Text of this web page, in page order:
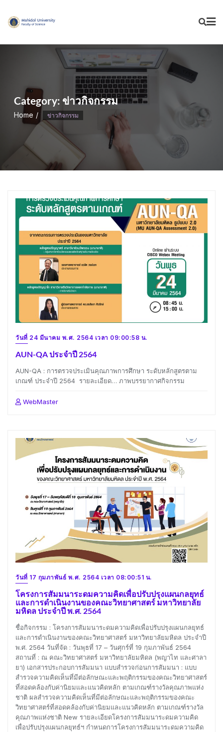
content
Category: ข่าวกิจกรรม
Home ข่าวกิจกรรม
วันที่ 24 มีนาคม พ.ศ. 2564 เวลา 09:00:58 น.
AUN-QA ประจำปี 2564
AUN-QA : การตรวจประเมินคุณภาพการศึกษา ระดับหลักสูตรตาม
เกณฑ์ ประจำปี 2564 รายละเอียด… ภาพบรรยากาศกิจกรรม
WebMaster
วันที่ 17 กุมภาพันธ์ พ.ศ. 2564 เวลา 08:00:51 น.
โครงการสัมมนาระดมความคิดเพื่อปรับปรุงแผนกลยุทธ์
และการดำเนินงานของคณะวิทยาศาสตร์ มหาวิทยาลัย
มหิดล ประจำปี พ.ศ. 2564
ชื่อกิจกรรม : โครงการสัมมนาระดมความคิดเพื่อปรับปรุงแผนกลยุทธ์
และการดำเนินงานของคณะวิทยาศาสตร์ มหาวิทยาลัยมหิดล ประจำปี
พ.ศ. 2564 วันที่จัด : วันพุธที่ 17 – วันศุกร์ที่ 19 กุมภาพันธ์ 2564
สถานที่ : ณ คณะวิทยาศาสตร์ มหาวิทยาลัยมหิดล (พญาไท และศาลา
ยา) เอกสารประกอบการสัมมนา แบบสำรวจก่อนการสัมมนา : แบบ
สำรวจความคิดเห็นที่มีต่อลักษณะและพฤติกรรมของคณะวิทยาศาสตร์
ที่สอดคล้องกับค่านิยมและแนวคิดหลัก ตามเกณฑ์รางวัลคุณภาพแห่ง
ชาติ ผลสำรวจความคิดเห็นที่มีต่อลักษณะและพฤติกรรมของคณะ
วิทยาศาสตร์ที่สอดคล้องกับค่านิยมและแนวคิดหลัก ตามเกณฑ์รางวัล
คุณภาพแห่งชาติ New รายละเอียดโครงการสัมมนาระดมความคิด
เพื่อปรับปรุงแผนกลยุทธ์ฯ กำหนดการโครงการสัมมนาระดมความคิด